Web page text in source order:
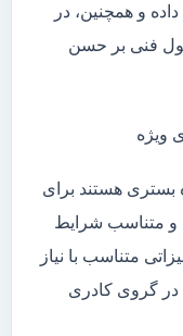
و همچنین، در
فنی بر حسن
ویژه
بستری هستند برای
و متناسب شرایط
متناسب با نیاز
در گروی کادری